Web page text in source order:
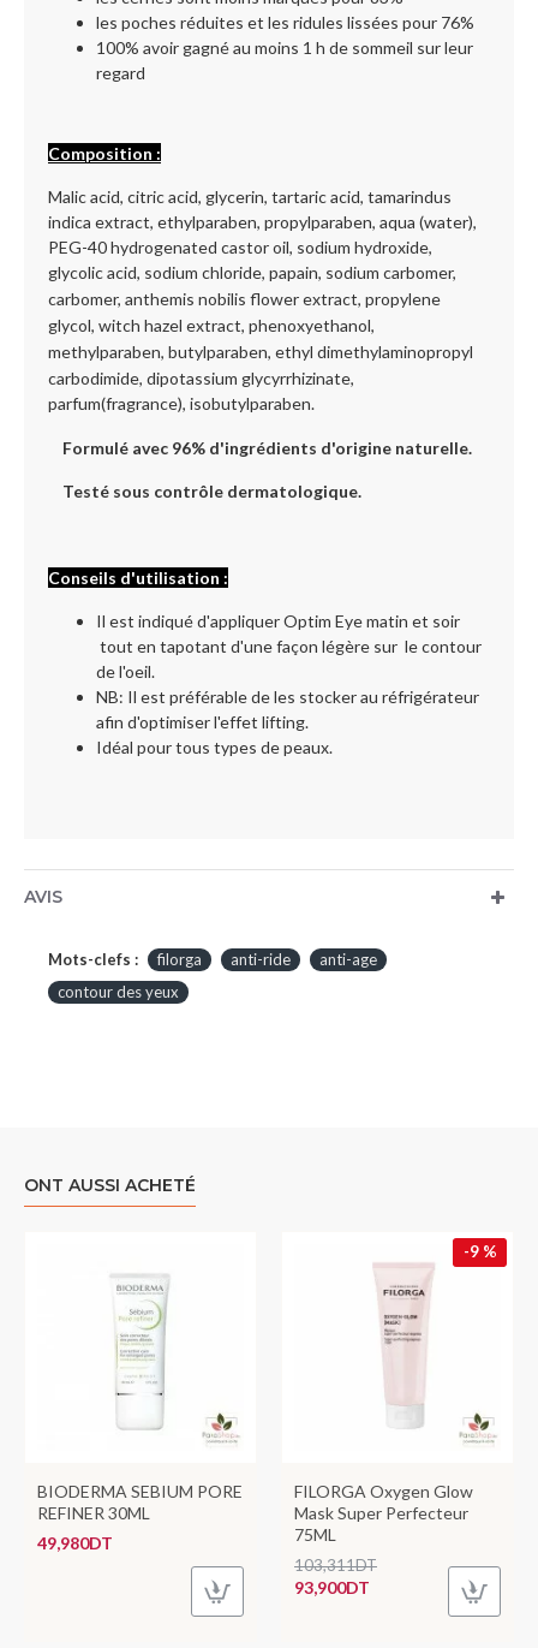
les poches réduites et les ridules lissées pour 76%
100% avoir gagné au moins 1 h de sommeil sur leur
regard
Composition :
Malic acid, citric acid, glycerin, tartaric acid, tamarindus
indica extract, ethylparaben, propylparaben, aqua (water),
PEG-40 hydrogenated castor oil, sodium hydroxide,
glycolic acid, sodium chloride, papain, sodium carbomer,
carbomer, anthemis nobilis flower extract, propylene
glycol, witch hazel extract, phenoxyethanol,
methylparaben, butylparaben, ethyl dimethylaminopropyl
carbodimide, dipotassium glycyrrhizinate,
parfum(fragrance), isobutylparaben.
Formulé avec 96% d'ingrédients d'origine naturelle.
Testé sous contrôle dermatologique.
Conseils d'utilisation :
Il est indiqué d'appliquer Optim Eye matin et soir
tout en tapotant d'une façon légère sur le contour
de l'oeil.
NB: Il est préférable de les stocker au réfrigérateur
afin d'optimiser l'effet lifting.
Idéal pour tous types de peaux.
AVIS
Mots-clefs : filorga anti-ride
anti-age
contour des yeux
ONT AUSSI ACHETÉ
BIODERMA SEBIUM PORE
REFINER 30ML
49,980DT
-9 %
FILORGA Oxygen Glow
Mask Super Perfecteur
75ML
93,900DT
103,311DT